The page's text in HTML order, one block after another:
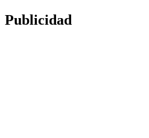
Publicidad